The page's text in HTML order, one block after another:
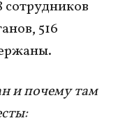
сотрудников
516
и почему там